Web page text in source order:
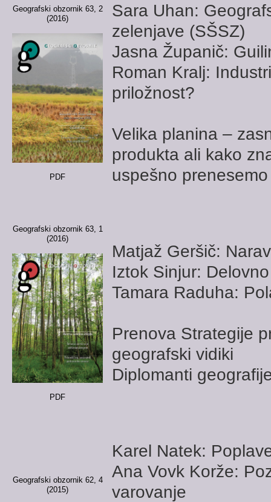
Geografski obzornik 63, 2
(2016)
PDF
Sara Uhan:
zelenjave (SŠSZ)
Jasna Županič:
Roman Kralj:
priložnost?
Velika planina –
produkta ali kako
uspešno
Geografski obzornik 63, 1
(2016)
PDF
Matjaž Geršič:
Iztok Sinjur:
Tamara Raduha:
Prenova Strategije
geografski vidiki
Diplomanti
Geografski obzornik 62, 4
(2015)
Karel Natek:
Ana Vovk Korže:
varovanje